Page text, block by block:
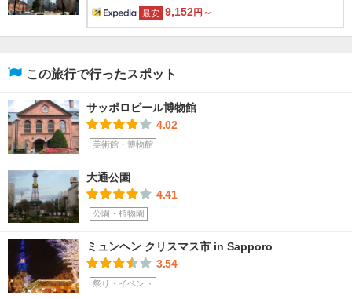
最安 9,152円～
この旅行で行ったスポット
サッポロビール博物館
4.02
美術館・博物館
大通公園
4.41
公園・植物園
ミュンヘン クリスマス市 in Sapporo
3.54
祭り・イベント